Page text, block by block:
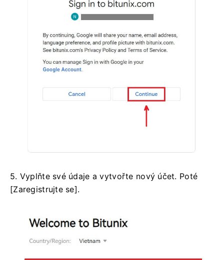
5. Vyplňte své údaje a vytvořte nový účet. Poté
[Zaregistrujte se].